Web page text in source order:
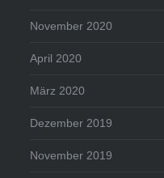
November 2020
April 2020
März 2020
Dezember 2019
November 2019